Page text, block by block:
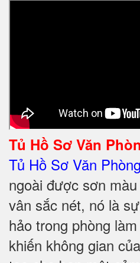
Tủ Hồ Sơ Văn
Tủ Hồ Sơ Văn
ngoài được sơn
vân sắc nét, nó là
hảo trong phòng
khiến không gian